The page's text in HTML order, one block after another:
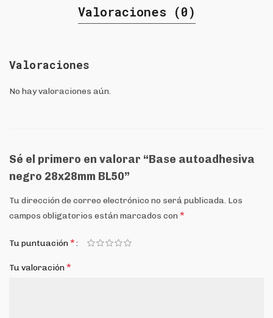
Valoraciones (0)
Valoraciones
No hay valoraciones aún.
Sé el primero en valorar “Base autoadhesiva
negro 28x28mm BL50”
Tu dirección de correo electrónico no será publicada. Los
campos obligatorios están marcados con *
Tu puntuación*
Tu valoración*